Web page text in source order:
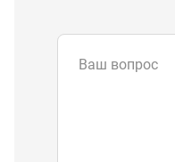
Ваш вопрос